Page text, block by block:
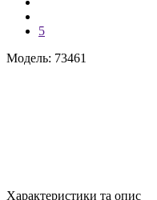
5
Модель: 73461
Характеристики та опис